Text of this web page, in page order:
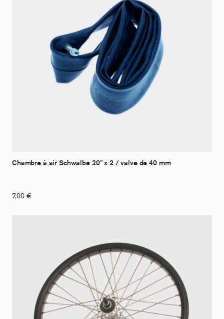
Chambre à air Schwalbe 20″ x 2 / valve de 40 mm
7,00 €